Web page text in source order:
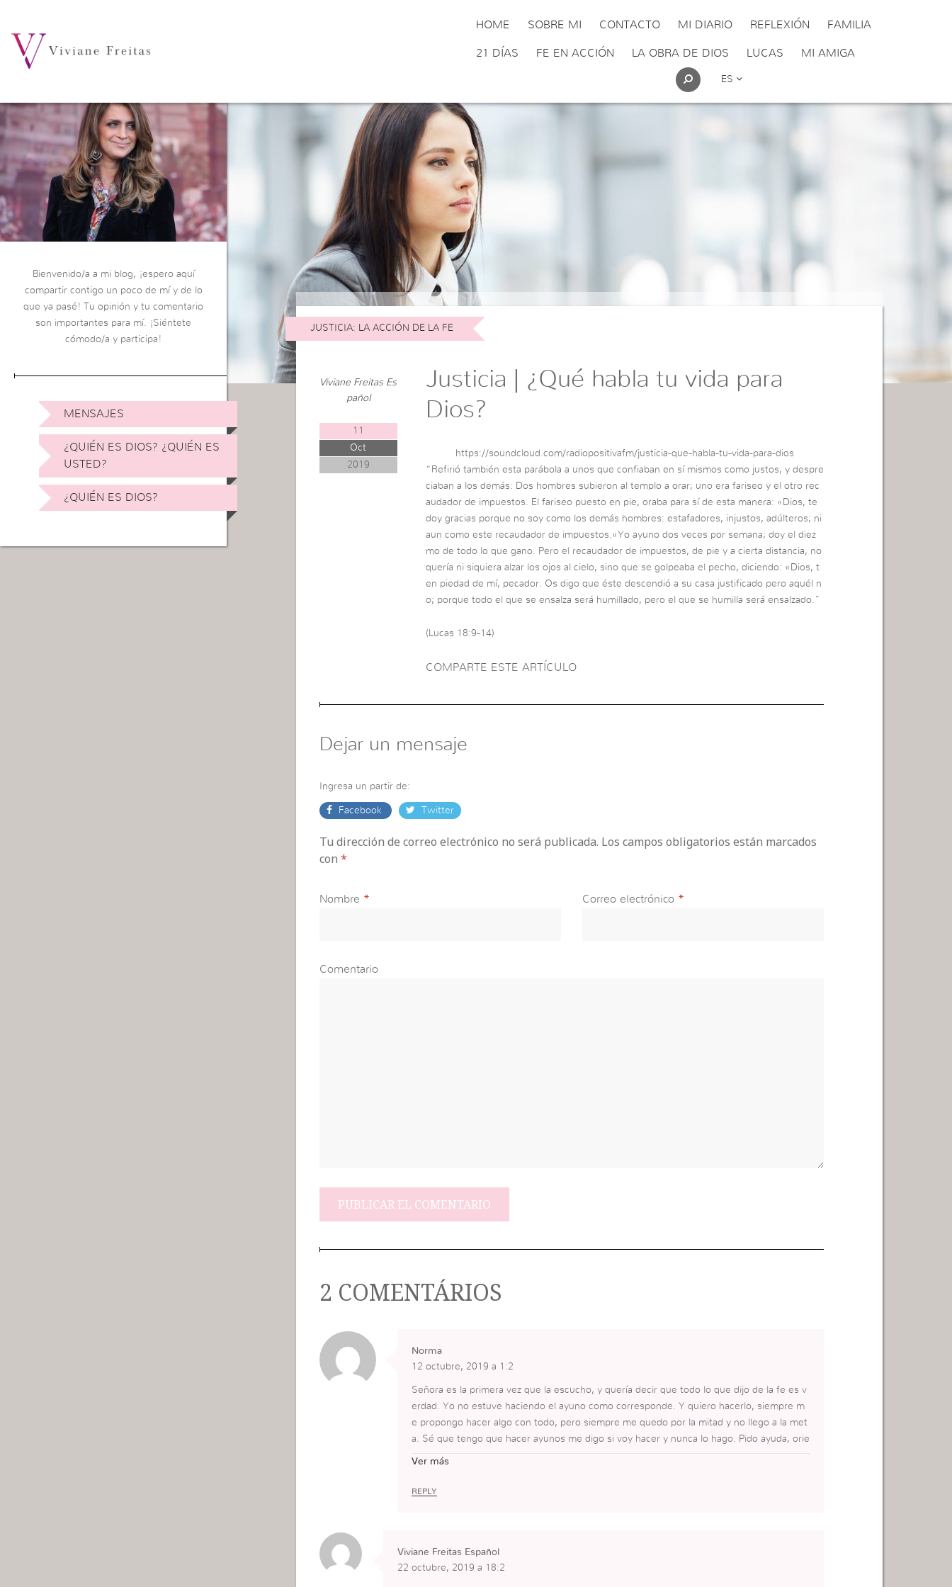
HOME SOBRE MI CONTACTO MI DIARIO REFLEXIÓN FAMILIA
21 DÍAS FE EN ACCIÓN LA OBRA DE DIOS LUCAS MI AMIGA
ES
Bienvenido/a a mi blog, ¡espero aquí
compartir contigo un poco de mí y de lo
que ya pasé! Tu opinión y tu comentario
son importantes para mí. ¡Siéntete
cómodo/a y participa!
MENSAJES
¿QUIÉN ES DIOS? ¿QUIÉN ES
USTED?
¿QUIÉN ES DIOS?
JUSTICIA: LA ACCIÓN DE LA FE
Viviane Freitas Es
pañol
11
Oct
2019
Justicia | ¿Qué habla tu vida para
Dios?
https://soundcloud.com/radiopositivafm/justicia-que-habla-tu-vida-para-dios
“Refirió también esta parábola a unos que confiaban en sí mismos como justos, y despre
ciaban a los demás: Dos hombres subieron al templo a orar; uno era fariseo y el otro rec
audador de impuestos. El fariseo puesto en pie, oraba para sí de esta manera: «Dios, te
doy gracias porque no soy como los demás hombres: estafadores, injustos, adúlteros; ni
aun como este recaudador de impuestos.«Yo ayuno dos veces por semana; doy el diez
mo de todo lo que gano. Pero el recaudador de impuestos, de pie y a cierta distancia, no
quería ni siquiera alzar los ojos al cielo, sino que se golpeaba el pecho, diciendo: «Dios, t
en piedad de mí, pecador. Os digo que éste descendió a su casa justificado pero aquél n
o; porque todo el que se ensalza será humillado, pero el que se humilla será ensalzado.”
(Lucas 18:9-14)
COMPARTE ESTE ARTÍCULO
Dejar un mensaje
Ingresa un partir de:
Facebook Twitter
Tu dirección de correo electrónico no será publicada. Los campos obligatorios están marcados
con *
Nombre * Correo electrónico *
Comentario
2 COMENTÁRIOS
Norma
12 octubre, 2019 a 1:2
Señora es la primera vez que la escucho, y quería decir que todo lo que dijo de la fe es v
erdad. Yo no estuve haciendo el ayuno como corresponde. Y quiero hacerlo, siempre m
e propongo hacer algo con todo, pero siempre me quedo por la mitad y no llego a la met
a. Sé que tengo que hacer ayunos me digo si voy hacer y nunca lo hago. Pido ayuda, orie
ntación, por que me pasa esto. En la iglesia me ven como una persona llena de espíritu y
s que me siento así, pero quiero vencer eso, no quiero ser así. Dios me llama para servirl
Ver más
REPLY
Viviane Freitas Español
22 octubre, 2019 a 18:2